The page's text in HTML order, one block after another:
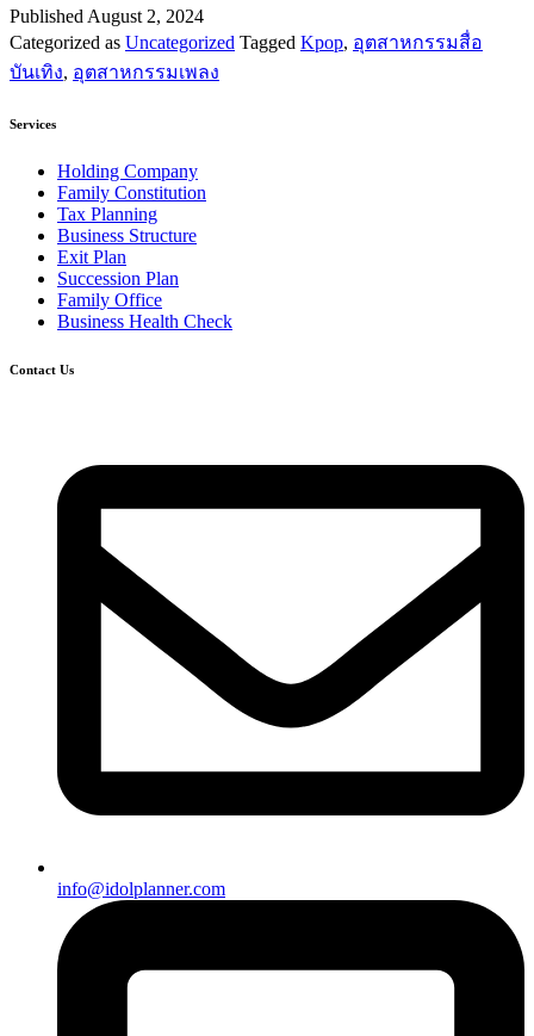
PublishedAugust 2, 2024
Categorized as Uncategorized Tagged Kpop, อุตสาหกรรมสื่อ
บันเทิง, อุตสาหกรรมเพลง
Services
Holding Company
Family Constitution
Tax Planning
Business Structure
Exit Plan
Succession Plan
Family Office
Business Health Check
Contact Us
info@idolplanner.com